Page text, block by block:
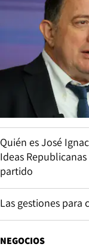
Quién es José
Ideas
partido
Las gestiones
NEGOCIOS